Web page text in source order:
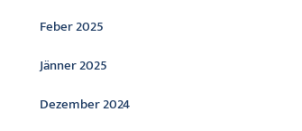
Feber 2025
Jänner 2025
Dezember 2024